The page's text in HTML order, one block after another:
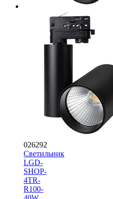
026292
Светильник
LGD-
SHOP-
4TR-
R100-